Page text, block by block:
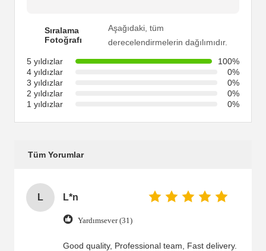
Sıralama
Fotoğrafı
Aşağıdaki, tüm
derecelendirmelerin dağılımıdır.
5 yıldızlar
100%
4 yıldızlar
0%
3 yıldızlar
0%
2 yıldızlar
0%
1 yıldızlar
0%
Tüm Yorumlar
L L*n
Yardımsever (31)
Good quality, Professional team, Fast delivery.